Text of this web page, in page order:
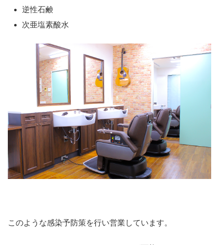
逆性石鹸
次亜塩素酸水
このような感染予防策を行い営業しています。